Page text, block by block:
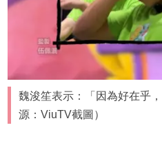
魏浚笙表示：「因為好在乎
源：ViuTV截圖）